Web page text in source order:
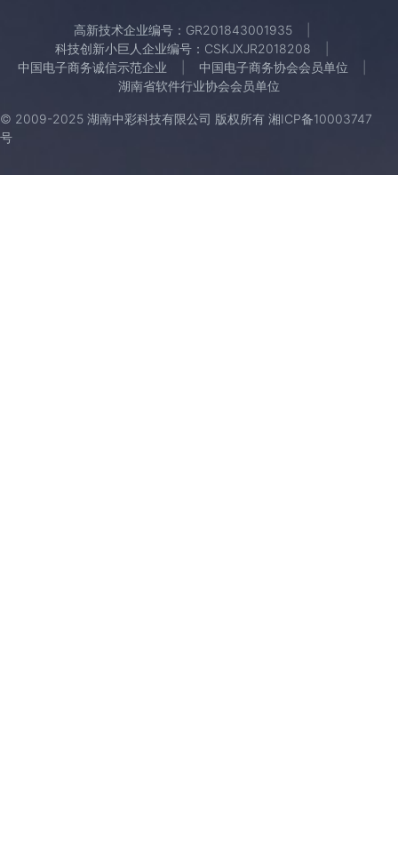
高新技术企业编号：GR201843001935
科技创新小巨人企业编号：CSKJXJR2018208
中国电子商务诚信示范企业
中国电子商务协会会员单位
湖南省软件行业协会会员单位
© 2009-2025 湖南中彩科技有限公司 版权所有 湘ICP备10003747
号